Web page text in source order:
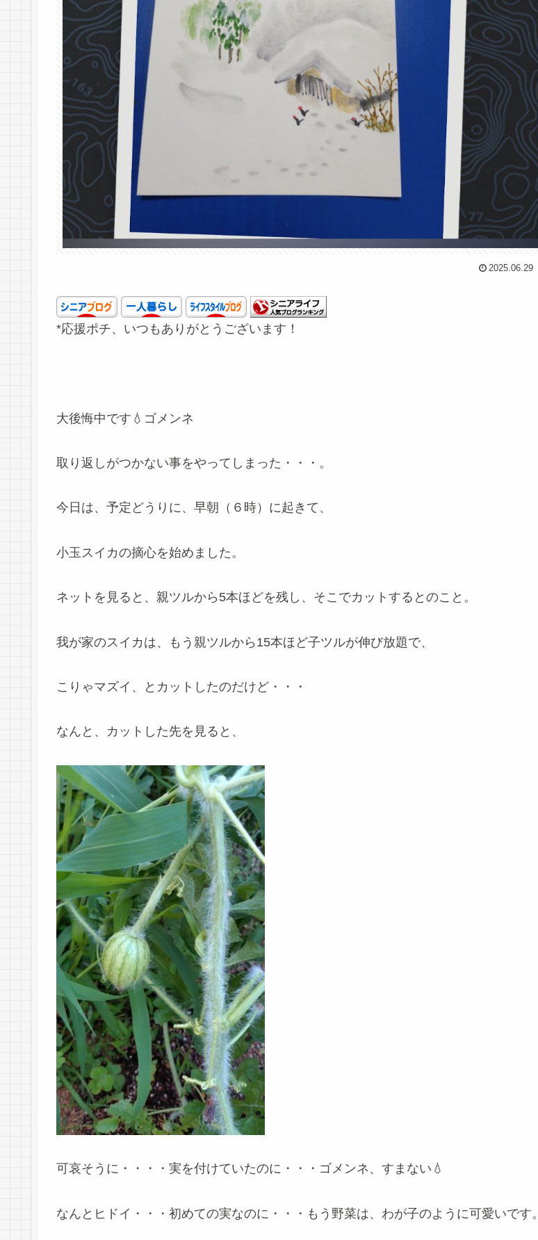
2025.06.29
*応援ポチ、いつもありがとうございます！
大後悔中です💧ゴメンネ
取り返しがつかない事をやってしまった・・・。
今日は、予定どうりに、早朝（６時）に起きて、
小玉スイカの摘心を始めました。
ネットを見ると、親ツルから5本ほどを残し、そこでカットするとのこと。
我が家のスイカは、もう親ツルから15本ほど子ツルが伸び放題で、
こりゃマズイ、とカットしたのだけど・・・
なんと、カットした先を見ると、
可哀そうに・・・・実を付けていたのに・・・ゴメンネ、すまない💧
なんとヒドイ・・・初めての実なのに・・・もう野菜は、わが子のように可愛いです。